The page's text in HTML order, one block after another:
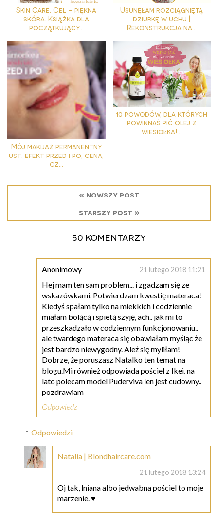
Skin Care. Cel - piękna
skóra. Książka dla
początkujący...
Usunęłam rozciągniętą
dziurkę w uchu |
Rekonstrukcja na...
Mój makijaż permanentny
ust: efekt przed i po, cena,
cz...
10 powodów, dla których
powinnaś pić olej z
wiesiołka!...
« nowszy post
starszy post »
50 komentarzy
Anonimowy 21 lutego 2018 11:21
Hej mam ten sam problem... i zgadzam się ze
wskazówkami. Potwierdzam kwestię materaca!
Kiedyś spałam tylko na miekkich i codziennie
miałam bolącą i spietą szyję, ach.. jak mi to
przeszkadzało w codziennym funkcjonowaniu..
ale twardego materaca się obawiałam myśląc że
jest bardzo niewygodny. Ależ się myliłam!
Dobrze, że poruszasz Natalko ten temat na
blogu.Mi również odpowiada pościel z Ikei, na
lato polecam model Puderviva len jest cudowny..
pozdrawiam
Odpowiedz
Odpowiedzi
Natalia | Blondhaircare.com
21 lutego 2018 13:24
Oj tak, lniana albo jedwabna pościel to moje
marzenie. ♥